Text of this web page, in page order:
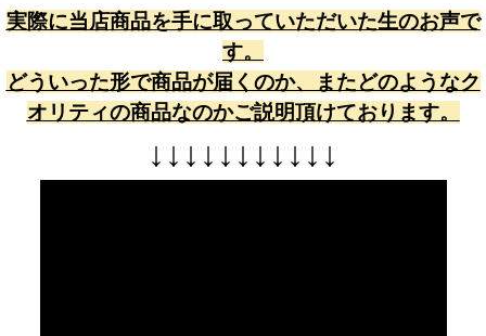
実際に当店商品を手に取っていただいた生のお声で
す。
どういった形で商品が届くのか、またどのようなク
オリティの商品なのかご説明頂けております。
↓ ↓ ↓ ↓ ↓ ↓ ↓ ↓ ↓ ↓ ↓